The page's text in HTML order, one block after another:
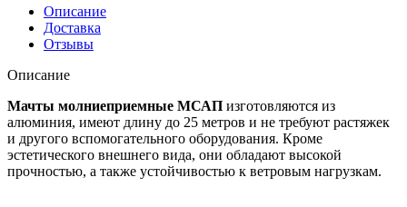
Описание
Доставка
Отзывы
Описание
Мачты молниеприемные МСАП изготовляются из
алюминия, имеют длину до 25 метров и не требуют растяжек
и другого вспомогательного оборудования. Кроме
эстетического внешнего вида, они обладают высокой
прочностью, а также устойчивостью к ветровым нагрузкам.